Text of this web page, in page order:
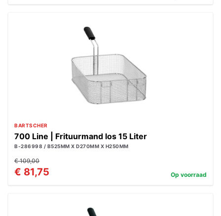
BARTSCHER
700 Line | Frituurmand los 15 Liter
B-286998 / B525MM X D270MM X H250MM
€ 109,00
€ 81,75 Op voorraad